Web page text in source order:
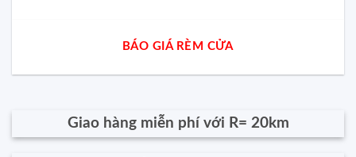
BÁO GIÁ RÈM CỬA
Giao hàng miễn phí với R= 20km